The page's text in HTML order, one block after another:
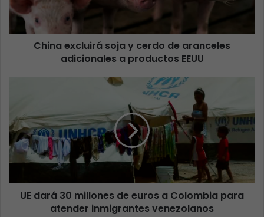
China excluirá soja y cerdo de aranceles
adicionales a productos EEUU
UE dará 30 millones de euros a Colombia para
atender inmigrantes venezolanos